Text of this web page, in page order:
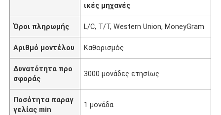
ικές μηχανές
Όροι πληρωμής L/C, T/T, Western Union, MoneyGram
Αριθμό μοντέλου Καθορισμός
Δυνατότητα προ
σφοράς
3000 μονάδες ετησίως
Ποσότητα παραγ
γελίας min
1 μονάδα